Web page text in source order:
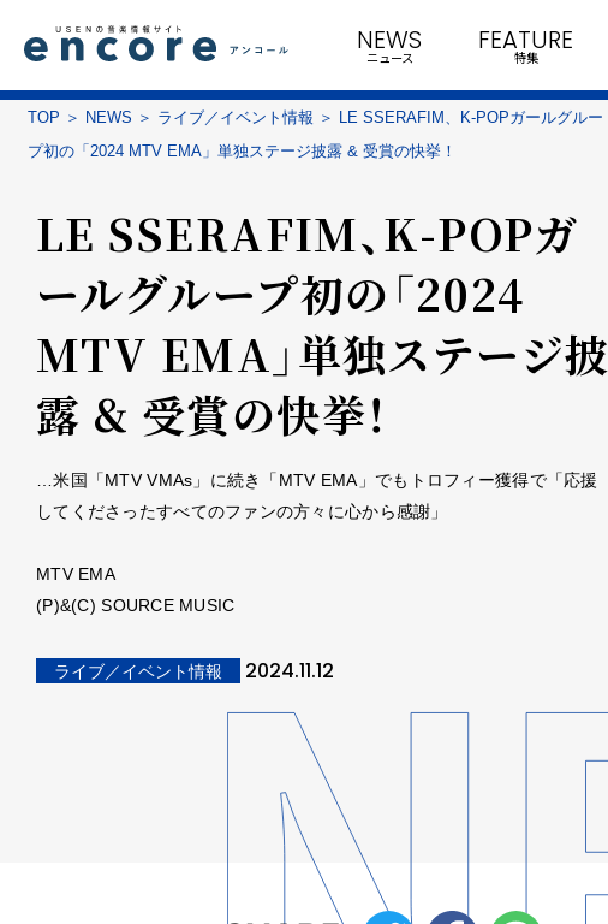
NEWS
ニュース
FEATURE
特集
TOP NEWS ライブ／イベント情報
LE SSERAFIM、K-POPガールグルー
プ初の「2024 MTV EMA」単独ステージ披露 & 受賞の快挙！
LE SSERAFIM、K-POPガ
ールグループ初の「2024
MTV EMA」単独ステージ披
露 & 受賞の快挙！
…米国「MTV VMAs」に続き「MTV EMA」でもトロフィー獲得で「応援
してくださったすべてのファンの方々に心から感謝」
MTV EMA
(P)&(C) SOURCE MUSIC
ライブ／イベント情報 2024.11.12